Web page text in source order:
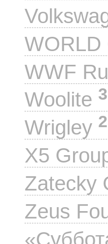
WWF
Woolite 3
Wrigley
X5
Zatecky
Zeus